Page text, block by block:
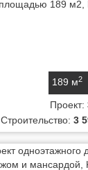
189 м2
Проект:
Строительство: 3